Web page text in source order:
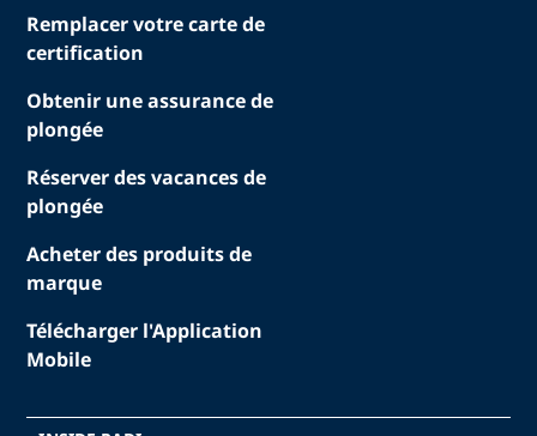
Remplacer votre carte de
certification
Obtenir une assurance de
plongée
Réserver des vacances de
plongée
Acheter des produits de
marque
Télécharger l'Application
Mobile